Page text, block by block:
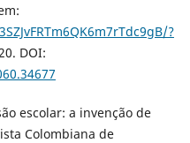
?
DOI:
escolar: a invenção de
Colombiana de